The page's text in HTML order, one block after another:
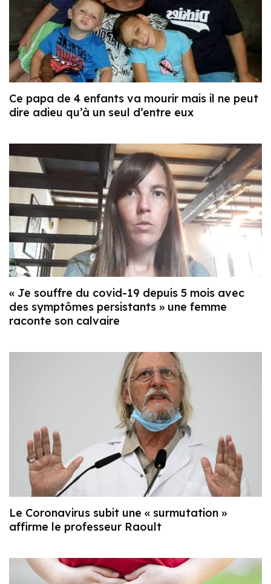
Ce papa de 4 enfants va mourir mais il ne peut
dire adieu qu’à un seul d’entre eux
« Je souffre du covid-19 depuis 5 mois avec
des symptômes persistants » une femme
raconte son calvaire
Le Coronavirus subit une « surmutation »
affirme le professeur Raoult